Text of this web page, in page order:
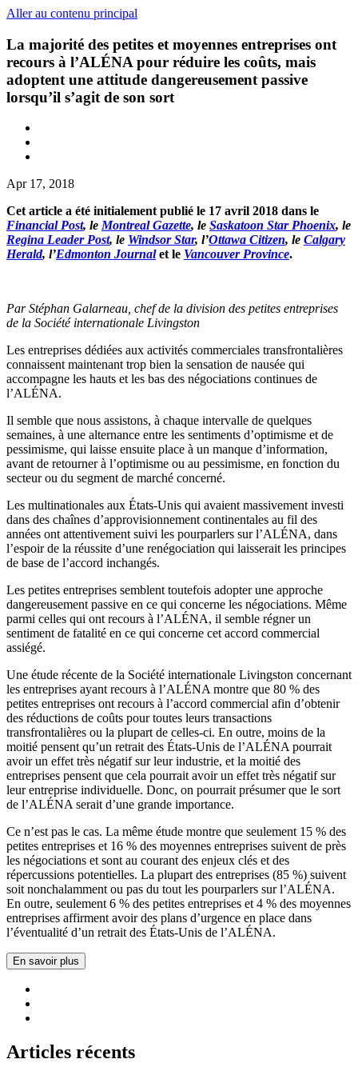
Aller au contenu principal
La majorité des petites et moyennes entreprises ont
recours à l’ALÉNA pour réduire les coûts, mais
adoptent une attitude dangereusement passive
lorsqu’il s’agit de son sort
Apr 17, 2018
Cet article a été initialement publié le 17 avril 2018 dans le
Financial Post, leMontreal Gazette, le Saskatoon Star Phoenix, le
Regina Leader Post, le Windsor Star, l’Ottawa Citizen, le Calgary
Herald, l’Edmonton Journal et le Vancouver Province.
Par Stéphan Galarneau, chef de la division des petites entreprises
de la Société internationale Livingston
Les entreprises dédiées aux activités commerciales transfrontalières
connaissent maintenant trop bien la sensation de nausée qui
accompagne les hauts et les bas des négociations continues de
l’ALÉNA.
Il semble que nous assistons, à chaque intervalle de quelques
semaines, à une alternance entre les sentiments d’optimisme et de
pessimisme, qui laisse ensuite place à un manque d’information,
avant de retourner à l’optimisme ou au pessimisme, en fonction du
secteur ou du segment de marché concerné.
Les multinationales aux États-Unis qui avaient massivement investi
dans des chaînes d’approvisionnement continentales au fil des
années ont attentivement suivi les pourparlers sur l’ALÉNA, dans
l’espoir de la réussite d’une renégociation qui laisserait les principes
de base de l’accord inchangés.
Les petites entreprises semblent toutefois adopter une approche
dangereusement passive en ce qui concerne les négociations. Même
parmi celles qui ont recours à l’ALÉNA, il semble régner un
sentiment de fatalité en ce qui concerne cet accord commercial
assiégé.
Une étude récente de la Société internationale Livingston concernant
les entreprises ayant recours à l’ALÉNA montre que 80 % des
petites entreprises ont recours à l’accord commercial afin d’obtenir
des réductions de coûts pour toutes leurs transactions
transfrontalières ou la plupart de celles-ci. En outre, moins de la
moitié pensent qu’un retrait des États-Unis de l’ALÉNA pourrait
avoir un effet très négatif sur leur industrie, et la moitié des
entreprises pensent que cela pourrait avoir un effet très négatif sur
leur entreprise individuelle. Donc, on pourrait présumer que le sort
de l’ALÉNA serait d’une grande importance.
Ce n’est pas le cas. La même étude montre que seulement 15 % des
petites entreprises et 16 % des moyennes entreprises suivent de près
les négociations et sont au courant des enjeux clés et des
répercussions potentielles. La plupart des entreprises (85 %) suivent
soit nonchalamment ou pas du tout les pourparlers sur l’ALÉNA.
En outre, seulement 6 % des petites entreprises et 4 % des moyennes
entreprises affirment avoir des plans d’urgence en place dans
l’éventualité d’un retrait des États-Unis de l’ALÉNA.
En savoir plus
Articles récents